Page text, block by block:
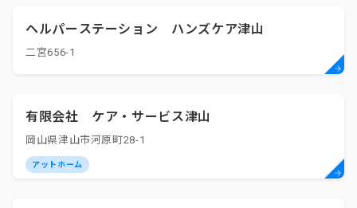
ヘルパーステーション ハンズケア津山
二宮656-1
有限会社 ケア・サービス津山
岡山県津山市河原町28-1
アットホーム